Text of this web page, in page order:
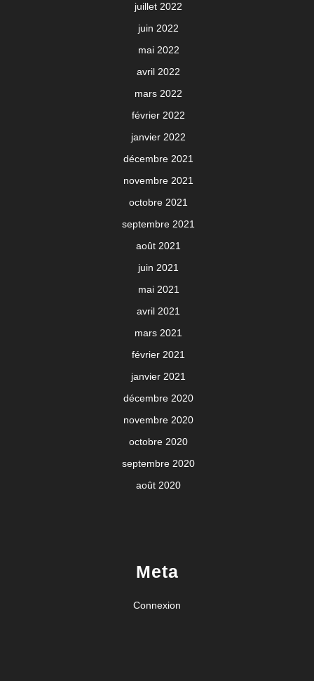
juillet 2022
juin 2022
mai 2022
avril 2022
mars 2022
février 2022
janvier 2022
décembre 2021
novembre 2021
octobre 2021
septembre 2021
août 2021
juin 2021
mai 2021
avril 2021
mars 2021
février 2021
janvier 2021
décembre 2020
novembre 2020
octobre 2020
septembre 2020
août 2020
Meta
Connexion